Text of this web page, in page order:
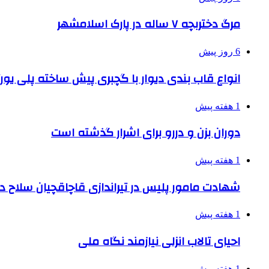
مرگ دختربچه ۷ ساله در پارک اسلامشهر
6 روز پیش
انواع قاب بندی دیوار با گچبری پیش ساخته پلی
1 هفته پیش
دوران بزن و دررو برای اشرار گذشته است
1 هفته پیش
شهادت مامور پلیس در تیراندازی قاچاقچیان سلاح
1 هفته پیش
احیای تالاب انزلی نیازمند نگاه ملی